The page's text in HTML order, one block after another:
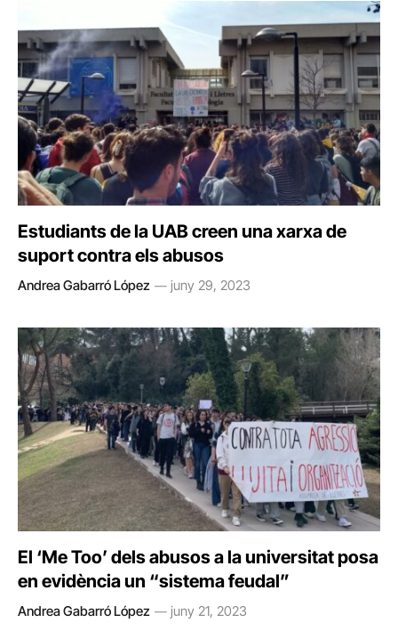
Estudiants de la UAB creen una xarxa de
suport contra els abusos
Andrea Gabarró López juny 29, 2023
El ‘Me Too’ dels abusos a la universitat posa
en evidència un “sistema feudal”
Andrea Gabarró López juny 21, 2023